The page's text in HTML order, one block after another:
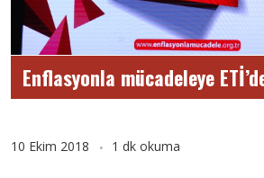
Enflasyonla mücadeleye
10 Ekim 2018 1 dk okuma